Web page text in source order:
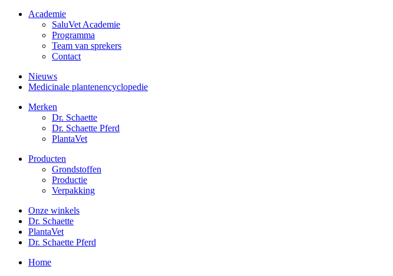
Academie
SaluVet Academie
Programma
Team van sprekers
Contact
Nieuws
Medicinale plantenencyclopedie
Merken
Dr. Schaette
Dr. Schaette Pferd
PlantaVet
Producten
Grondstoffen
Productie
Verpakking
Onze winkels
Dr. Schaette
PlantaVet
Dr. Schaette Pferd
Home